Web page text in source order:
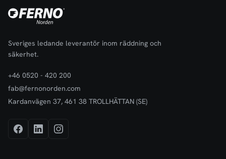
Sveriges ledande leverantör inom räddning och
säkerhet.
+46 0520 - 420 200
fab@fernonorden.com
Kardanvägen 37, 461 38 TROLLHÄTTAN (SE)